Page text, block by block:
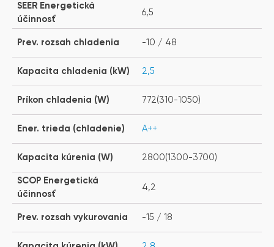
SEER Energetická
účinnosť
6,5
Prev. rozsah chladenia -10 / 48
Kapacita chladenia (kW) 2,5
Príkon chladenia (W) 772(310-1050)
Ener. trieda (chladenie) A++
Kapacita kúrenia (W) 2800(1300-3700)
SCOP Energetická
účinnosť
4,2
Prev. rozsah vykurovania -15 / 18